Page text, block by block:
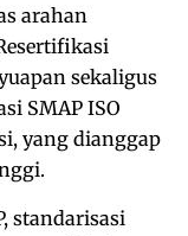
arahan
sekaligus
SMAP ISO
yang dianggap
standarisasi